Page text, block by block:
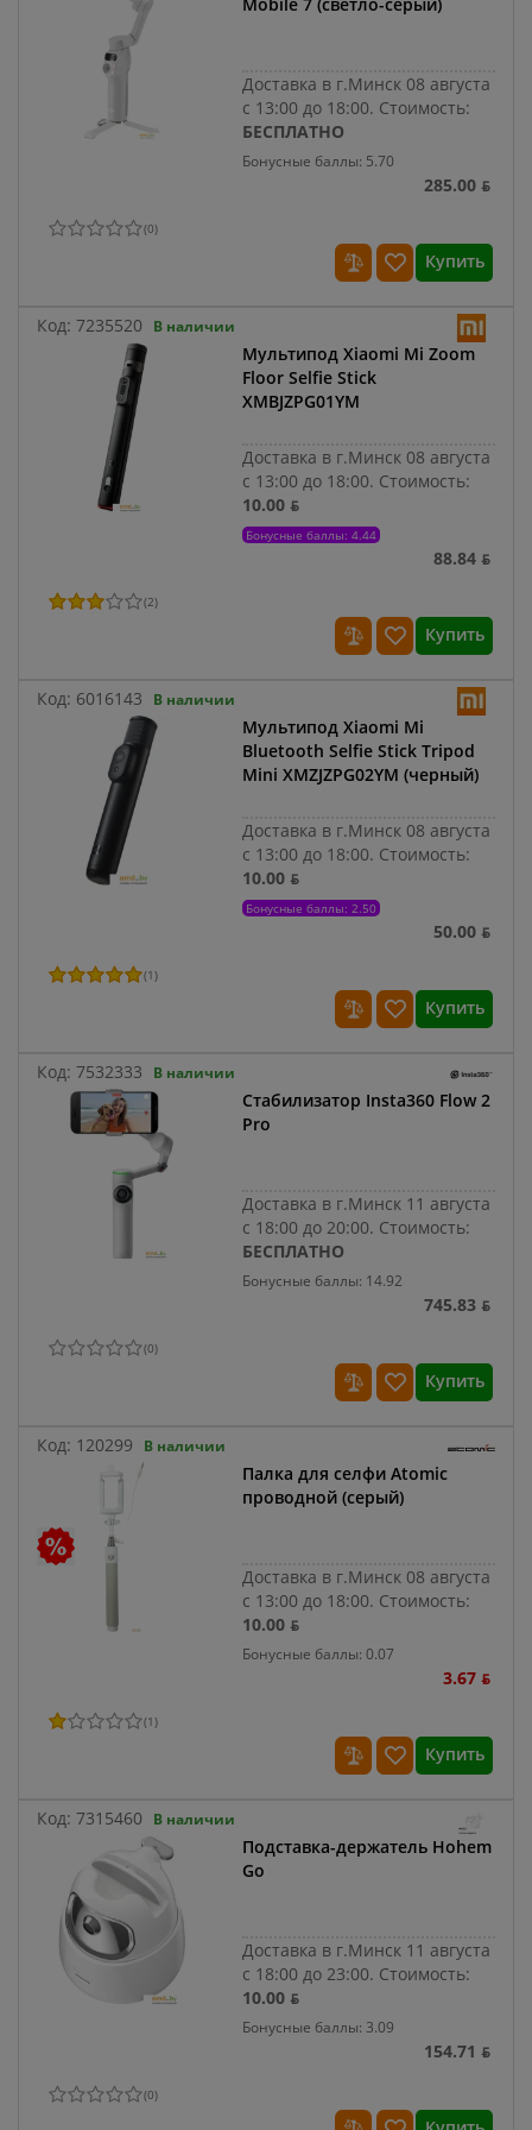
Доставка в г.Минск 08 августа
с 13:00 до 18:00. Стоимость:
БЕСПЛАТНО
Бонусные баллы: 5.70
285.00 ƃ
(0)
Купить
Код: 7235520 В наличии
Мультипод Xiaomi Mi Zoom
Floor Selfie Stick
XMBJZPG01YM
Доставка в г.Минск 08 августа
с 13:00 до 18:00. Стоимость:
10.00 ƃ
Бонусные баллы: 4.44
88.84 ƃ
(2)
Купить
Код: 6016143 В наличии
Мультипод Xiaomi Mi
Bluetooth Selfie Stick Tripod
Mini XMZJZPG02YM (черный)
Доставка в г.Минск 08 августа
с 13:00 до 18:00. Стоимость:
10.00 ƃ
Бонусные баллы: 2.50
50.00 ƃ
(1)
Купить
Код: 7532333 В наличии
Стабилизатор Insta360 Flow 2
Pro
Доставка в г.Минск 11 августа
с 18:00 до 20:00. Стоимость:
БЕСПЛАТНО
Бонусные баллы: 14.92
745.83 ƃ
(0)
Купить
Код: 120299 В наличии
Палка для селфи Atomic
проводной (серый)
Доставка в г.Минск 08 августа
с 13:00 до 18:00. Стоимость:
10.00 ƃ
Бонусные баллы: 0.07
3.67 ƃ
(1)
Купить
Код: 7315460 В наличии
Подставка-держатель Hohem
Go
Доставка в г.Минск 11 августа
с 18:00 до 23:00. Стоимость:
10.00 ƃ
Бонусные баллы: 3.09
154.71 ƃ
(0)